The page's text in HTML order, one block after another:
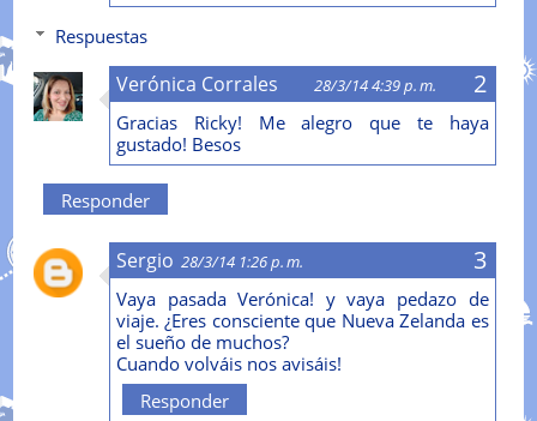
Respuestas
Verónica Corrales 28/3/14 4:39 p. m.
Gracias Ricky! Me alegro que te haya
gustado! Besos
Responder
Sergio 28/3/14 1:26 p. m.
Vaya pasada Verónica! y vaya pedazo de
viaje. ¿Eres consciente que Nueva Zelanda es
el sueño de muchos?
Cuando volváis nos avisáis!
Responder